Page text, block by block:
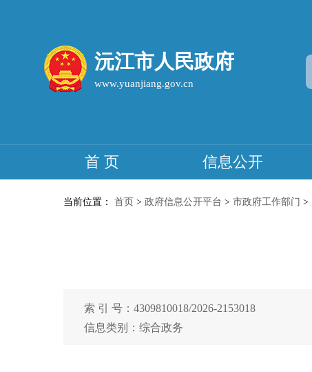
沅江市人民政府
首 页 信息公开
当前位置： 首页 > 政府信息公开平台 > 市政府工作部门 >
索 引 号：4309810018/2026-2153018
信息类别：综合政务